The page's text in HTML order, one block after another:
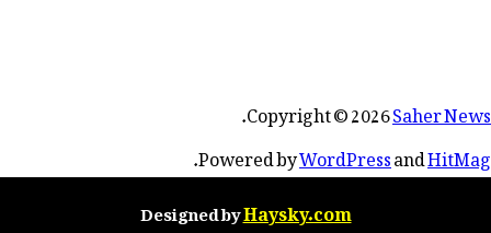
Copyright © 2026Saher News
.
Powered byWordPressandHitMag
.
Designed byHaysky.com